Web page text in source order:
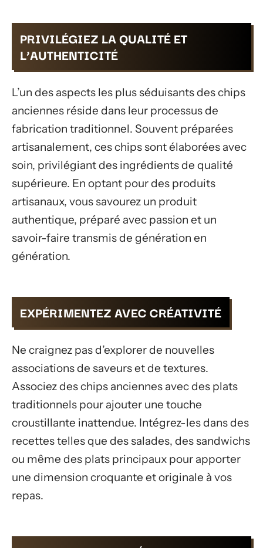
PRIVILÉGIEZ LA QUALITÉ ET
L’AUTHENTICITÉ
L’un des aspects les plus séduisants des chips
anciennes réside dans leur processus de
fabrication traditionnel. Souvent préparées
artisanalement, ces chips sont élaborées avec
soin, privilégiant des ingrédients de qualité
supérieure. En optant pour des produits
artisanaux, vous savourez un produit
authentique, préparé avec passion et un
savoir-faire transmis de génération en
génération.
EXPÉRIMENTEZ AVEC CRÉATIVITÉ
Ne craignez pas d’explorer de nouvelles
associations de saveurs et de textures.
Associez des chips anciennes avec des plats
traditionnels pour ajouter une touche
croustillante inattendue. Intégrez-les dans des
recettes telles que des salades, des sandwichs
ou même des plats principaux pour apporter
une dimension croquante et originale à vos
repas.